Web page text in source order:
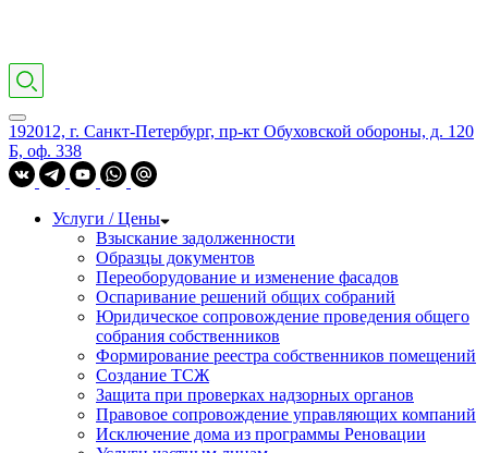
192012, г. Санкт-Петербург, пр-кт Обуховской обороны, д. 120
Б, оф. 338
Услуги / Цены
Взыскание задолженности
Образцы документов
Переоборудование и изменение фасадов
Оспаривание решений общих собраний
Юридическое сопровождение проведения общего
собрания собственников
Формирование реестра собственников помещений
Создание ТСЖ
Защита при проверках надзорных органов
Правовое сопровождение управляющих компаний
Исключение дома из программы Реновации